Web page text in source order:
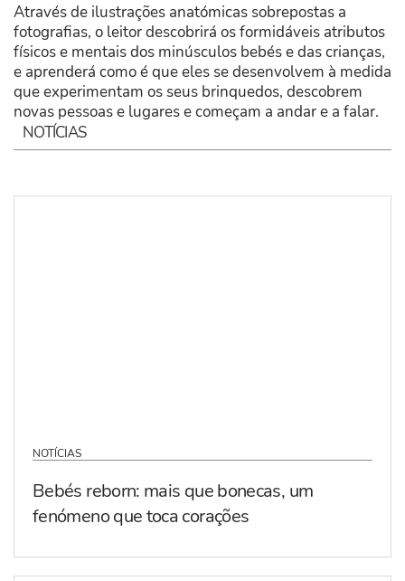
Através de ilustrações anatómicas sobrepostas a
fotografias, o leitor descobrirá os formidáveis atributos
físicos e mentais dos minúsculos bebés e das crianças,
e aprenderá como é que eles se desenvolvem à medida
que experimentam os seus brinquedos, descobrem
novas pessoas e lugares e começam a andar e a falar.
NOTÍCIAS
NOTÍCIAS
Bebés reborn: mais que bonecas, um
fenómeno que toca corações